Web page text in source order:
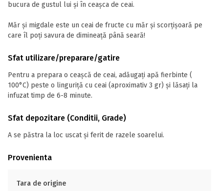
bucura de gustul lui și în ceașca de ceai.
Măr și migdale este un ceai de fructe cu măr și scorțișoară pe
care îl poți savura de dimineață până seară!
Sfat utilizare/preparare/gatire
Pentru a prepara o ceașcă de ceai, adăugați apă fierbinte (
100°C) peste o linguriță cu ceai (aproximativ 3 gr) și lăsați la
infuzat timp de 6-8 minute.
Sfat depozitare (Conditii, Grade)
A se păstra la loc uscat și ferit de razele soarelui.
Provenienta
Tara de origine